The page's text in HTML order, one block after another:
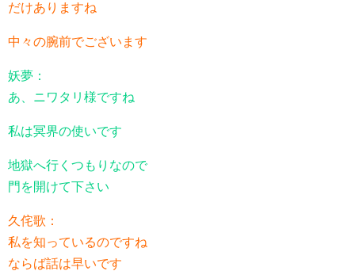
だけありますね
中々の腕前でございます
妖夢：
あ、ニワタリ様ですね
私は冥界の使いです
地獄へ行くつもりなので
門を開けて下さい
久侘歌：
私を知っているのですね
ならば話は早いです